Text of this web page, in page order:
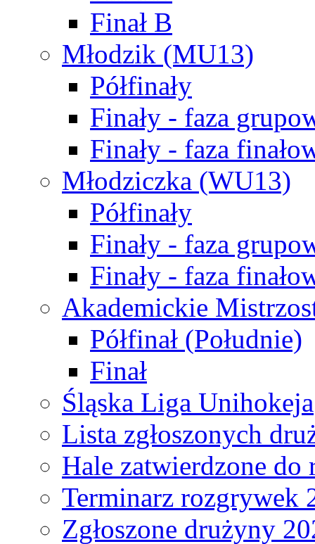
Finał B
Młodzik (MU13)
Półfinały
Finały - faza
Finały - faza
Młodziczka (WU13)
Półfinały
Finały - faza
Finały - faza
Akademickie
Półfinał (Południe)
Finał
Śląska Liga Unihokeja
Lista zgłoszonych
Hale zatwierdzone do
Terminarz rozgrywek
Zgłoszone drużyny